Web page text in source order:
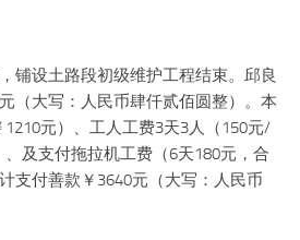
铺设土路段初级维护工程结束。邱良
（大写：人民币肆仟贰佰圆整）。本
元）、工人工费3天3人（150元/
及支付拖拉机工费（6天180元，合
支付善款￥3640元（大写：人民币